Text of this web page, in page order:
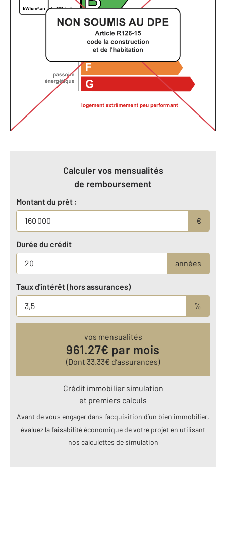
Calculer vos mensualités
de remboursement
Montant du prêt :
€
Durée du crédit
années
Taux d'intérêt (hors assurances)
%
vos mensualités
961.27€ par mois
(Dont 33.33€ d’assurances)
Crédit immobilier simulation
et premiers calculs
Avant de vous engager dans l’acquisition d’un bien immobilier,
évaluez la faisabilité économique de votre projet en utilisant
nos calculettes de simulation